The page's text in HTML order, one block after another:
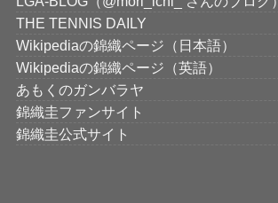
THE TENNIS DAILY
Wikipediaの錦織ページ（日本語）
Wikipediaの錦織ページ（英語）
あもくのガンバラヤ
錦織圭ファンサイト
錦織圭公式サイト